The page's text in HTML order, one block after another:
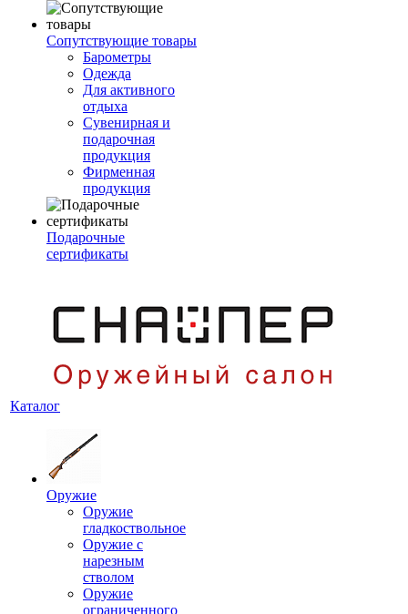
Сопутствующие товары
Барометры
Одежда
Для активного
отдыха
Сувенирная и
подарочная
продукция
Фирменная
продукция
Подарочные
сертификаты
Каталог
Оружие
Оружие
гладкоствольное
Оружие с
нарезным
стволом
Оружие
ограниченного